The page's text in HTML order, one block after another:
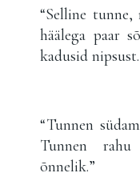
“Selline tunne,
häälega paar
kadusid
“Tunnen
Tunnen
õnnelik.”